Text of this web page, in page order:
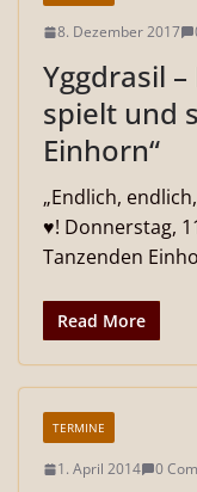
8. Dezember 2017
Yggdrasil
spielt und
Einhorn“
„Endlich,
♥! Donnerstag,
Tanzenden
Read More
TERMINE
1. April 2014 0